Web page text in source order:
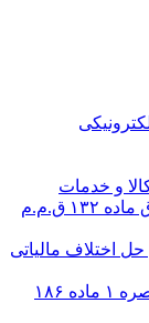
نواحی صنعتی روستایی نیز مشمول مشوق ماده ۱۳۲ ق.م.م
اختلاف مالیاتی
اصلاحیه ماده ۱ ضوابط اجرایی موضوع تبصره ۱ ماده ۱۸۶